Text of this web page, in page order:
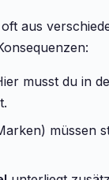
aus
musst du in
müssen